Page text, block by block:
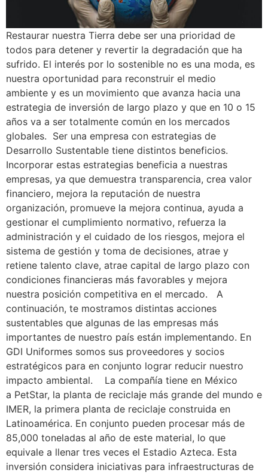
Restaurar nuestra Tierra debe ser una prioridad de
todos para detener y revertir la degradación que ha
sufrido. El interés por lo sostenible no es una moda, es
nuestra oportunidad para reconstruir el medio
ambiente y es un movimiento que avanza hacia una
estrategia de inversión de largo plazo y que en 10 o 15
años va a ser totalmente común en los mercados
globales. Ser una empresa con estrategias de
Desarrollo Sustentable tiene distintos beneficios.
Incorporar estas estrategias beneficia a nuestras
empresas, ya que demuestra transparencia, crea valor
financiero, mejora la reputación de nuestra
organización, promueve la mejora continua, ayuda a
gestionar el cumplimiento normativo, refuerza la
administración y el cuidado de los riesgos, mejora el
sistema de gestión y toma de decisiones, atrae y
retiene talento clave, atrae capital de largo plazo con
condiciones financieras más favorables y mejora
nuestra posición competitiva en el mercado. A
continuación, te mostramos distintas acciones
sustentables que algunas de las empresas más
importantes de nuestro país están implementando. En
GDI Uniformes somos sus proveedores y socios
estratégicos para en conjunto lograr reducir nuestro
impacto ambiental. La compañía tiene en México
a PetStar, la planta de reciclaje más grande del mundo e
IMER, la primera planta de reciclaje construida en
Latinoamérica. En conjunto pueden procesar más de
85,000 toneladas al año de este material, lo que
equivale a llenar tres veces el Estadio Azteca. Esta
inversión considera iniciativas para infraestructuras de